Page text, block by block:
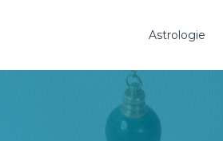
Astrologie